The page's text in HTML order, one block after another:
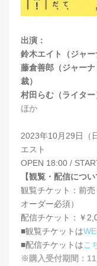
出演：
鈴木エイト（ジャー
藤倉善郎（ジャー
裁）
村田らむ（ライター
ほか
2023年10月29日（
エスト
OPEN 18:00 /
【観覧・配信につい
観覧チケット：前
オーダー必須）
配信チケット：￥
■観覧チケットは
■配信チケットはこ
※購入受付期間：